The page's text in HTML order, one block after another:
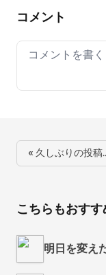
コメント
Your comment
« 久しぶりの投稿
こちらもおすす
明日を変え